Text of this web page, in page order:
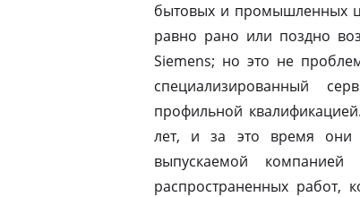
бытовых и промышленных
равно рано или поздно
Siemens; но это не
специализированный
профильной
лет, и за это время они
выпускаемой
распространенных работ,